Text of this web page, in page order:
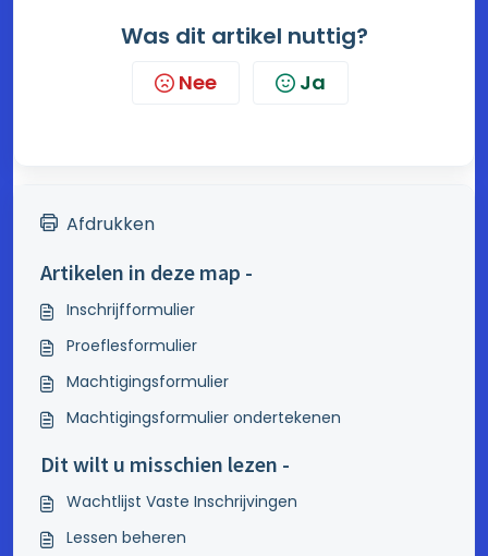
Was dit artikel nuttig?
Nee Ja
Afdrukken
Artikelen in deze map -
Inschrijfformulier
Proeflesformulier
Machtigingsformulier
Machtigingsformulier ondertekenen
Dit wilt u misschien lezen -
Wachtlijst Vaste Inschrijvingen
Lessen beheren